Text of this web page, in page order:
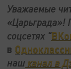
Уважаемые
«Царьграда»!
соцсетях "
в
наш канал в